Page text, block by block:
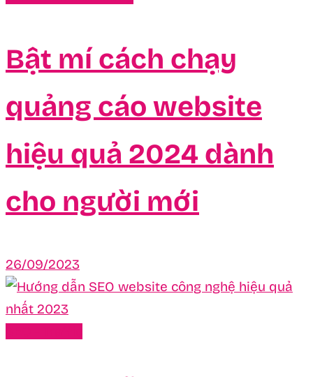
Bật mí cách chạy
quảng cáo website
hiệu quả 2024 dành
cho người mới
26/09/2023